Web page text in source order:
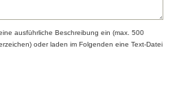
ausführliche Beschreibung ein (max. 500
oder laden im Folgenden eine Text-Datei